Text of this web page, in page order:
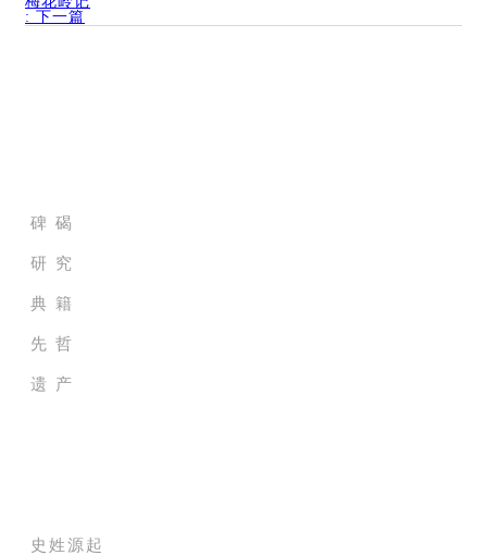
: 下一篇
碑 碣
研 究
典 籍
先 哲
遗 产
史姓源起